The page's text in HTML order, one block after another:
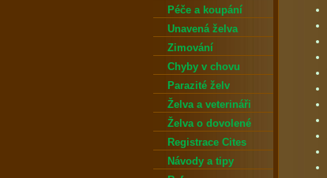
Péče a koupání
Unavená želva
Zimování
Chyby v chovu
Parazité želv
Želva a veterináři
Želva o dovolené
Registrace Cites
Návody a tipy